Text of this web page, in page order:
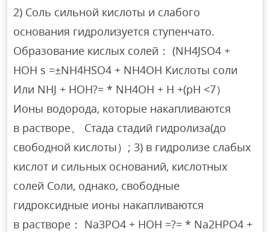
2) Соль сильной кислоты и слабого
основания гидролизуется ступенчато.
Образование кислых солей： (NH4JSO4 +
HOH s =±NH4HSO4 + NH4OH Кислоты соли
Или NHJ + HOH?= * NH4OH + H +(pH <7）
Ионы водорода, которые накапливаются
в растворе、 Стада стадий гидролиза(до
свободной кислоты）; 3) в гидролизе слабых
кислот и сильных оснований, кислотных
солей Соли, однако, свободные
гидроксидные ионы накапливаются
в растворе： Na3PO4 + HOH =?= * Na2HPO4 +